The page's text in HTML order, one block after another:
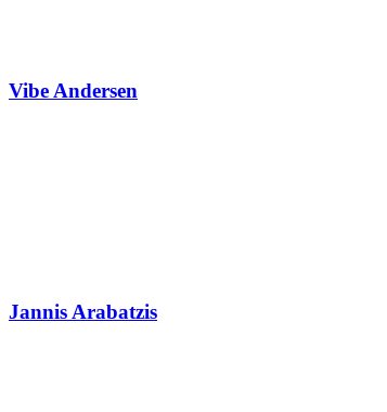
Vibe Andersen
Jannis Arabatzis